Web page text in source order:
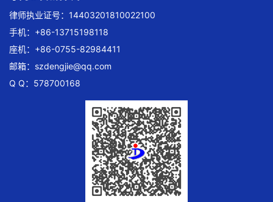
律师执业证号：14403201810022100
手机：+86-13715198118
座机：+86-0755-82984411
邮箱： szdengjie@qq.com
Q Q：578700168